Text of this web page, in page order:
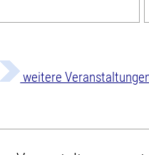
weitere